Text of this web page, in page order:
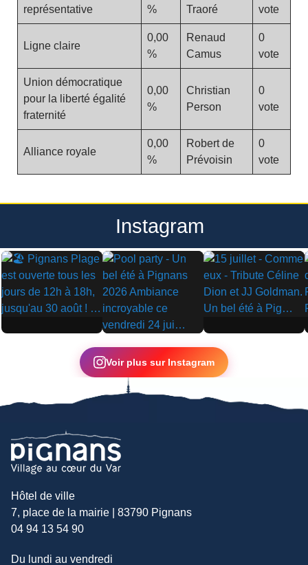
représentative
%
Traoré
vote
Ligne claire
0,00
%
Renaud
Camus
0
vote
Union démocratique
pour la liberté égalité
fraternité
0,00
%
Christian
Person
0
vote
Alliance royale
0,00
%
Robert de
Prévoisin
0
vote
Instagram
▶
▶
▶
Voir plus sur Instagram
Hôtel de ville
7, place de la mairie | 83790 Pignans
04 94 13 54 90
Du lundi au vendredi